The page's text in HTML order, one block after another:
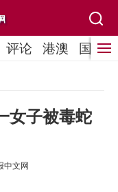
评论 港澳 国际
女子被毒蛇
中文网